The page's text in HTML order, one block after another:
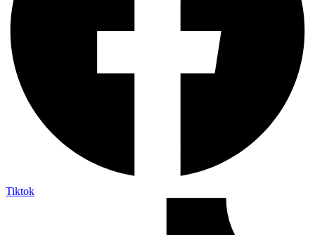
Tiktok